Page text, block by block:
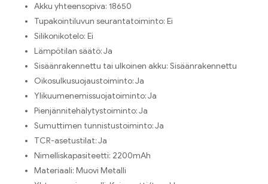
Akku yhteensopiva: 18650
Tupakointiluvun seurantatoiminto: Ei
Silikonikotelo: Ei
Lämpötilan säätö:Ja
Sisäänrakennettu tai ulkoinen akku: Sisäänrakennettu
Oikosulkusuojaustoiminto:Ja
Ylikuumenemissuojatoiminto:Ja
Pienjännitehälytystoiminto:Ja
Sumuttimen tunnistustoiminto:Ja
TCR-asetustilat:Ja
Nimelliskapasiteetti: 2200mAh
Materiaali: Muovi Metalli